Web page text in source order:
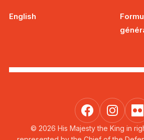
English
© 2026 His Majesty the King in